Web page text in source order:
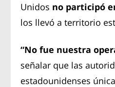
Unidos no participó
los llevó a territorio
“No fue nuestra
señalar que las
estadounidenses